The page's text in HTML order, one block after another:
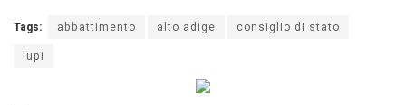
Tags: abbattimento alto adige
consiglio di stato
lupi